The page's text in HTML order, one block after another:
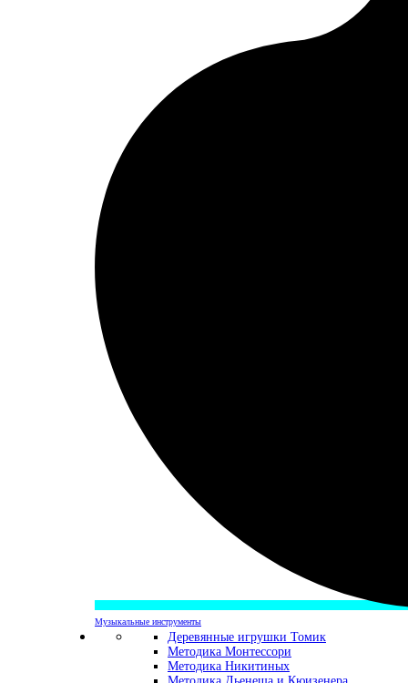
Музыкальные инструменты
Деревянные игрушки Томик
Методика Монтессори
Методика Никитиных